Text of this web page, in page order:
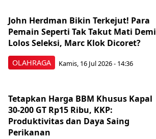
OLAHRAGA
John Herdman Bikin Terkejut! Para
Pemain Seperti Tak Takut Mati Demi
Lolos Seleksi, Marc Klok Dicoret?
Kamis, 16 Jul 2026 - 14:36
Tetapkan Harga BBM Khusus Kapal
30-200 GT Rp15 Ribu, KKP:
Produktivitas dan Daya Saing
Perikanan